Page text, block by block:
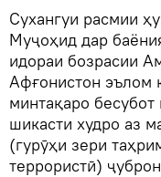
Сухангуи расмии
Муҷоҳид дар
идораи бозрасии
Афғонистон эълом
минтақаро
шикасти худро аз
(гурӯҳи зери
террористӣ)